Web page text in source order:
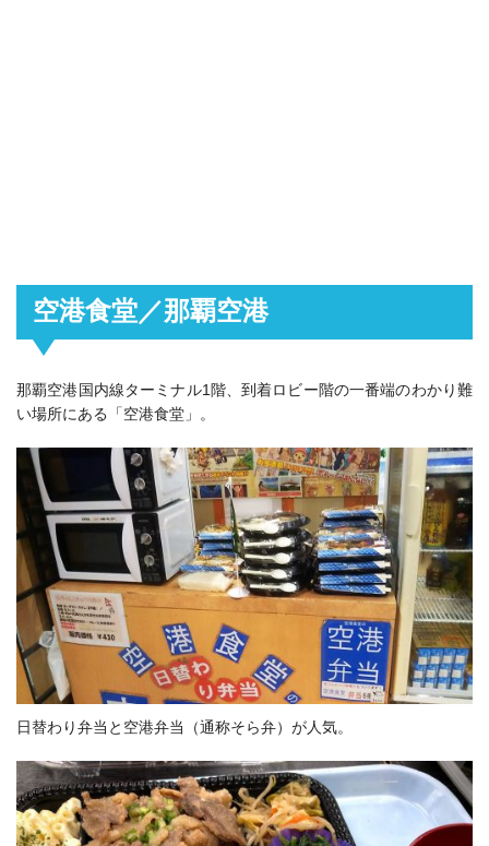
空港食堂／那覇空港
那覇空港国内線ターミナル1階、到着ロビー階の一番端のわかり難
い場所にある「空港食堂」。
日替わり弁当と空港弁当（通称そら弁）が人気。